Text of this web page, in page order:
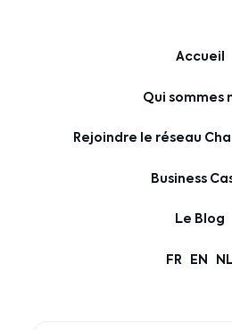
Accueil
Qui sommes
Rejoindre le réseau
Business
Le Blog
FR EN